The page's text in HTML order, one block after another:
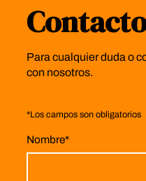
Contacto
Para cualquier duda o
con nosotros.
*Los campos son obligatorios
Nombre*